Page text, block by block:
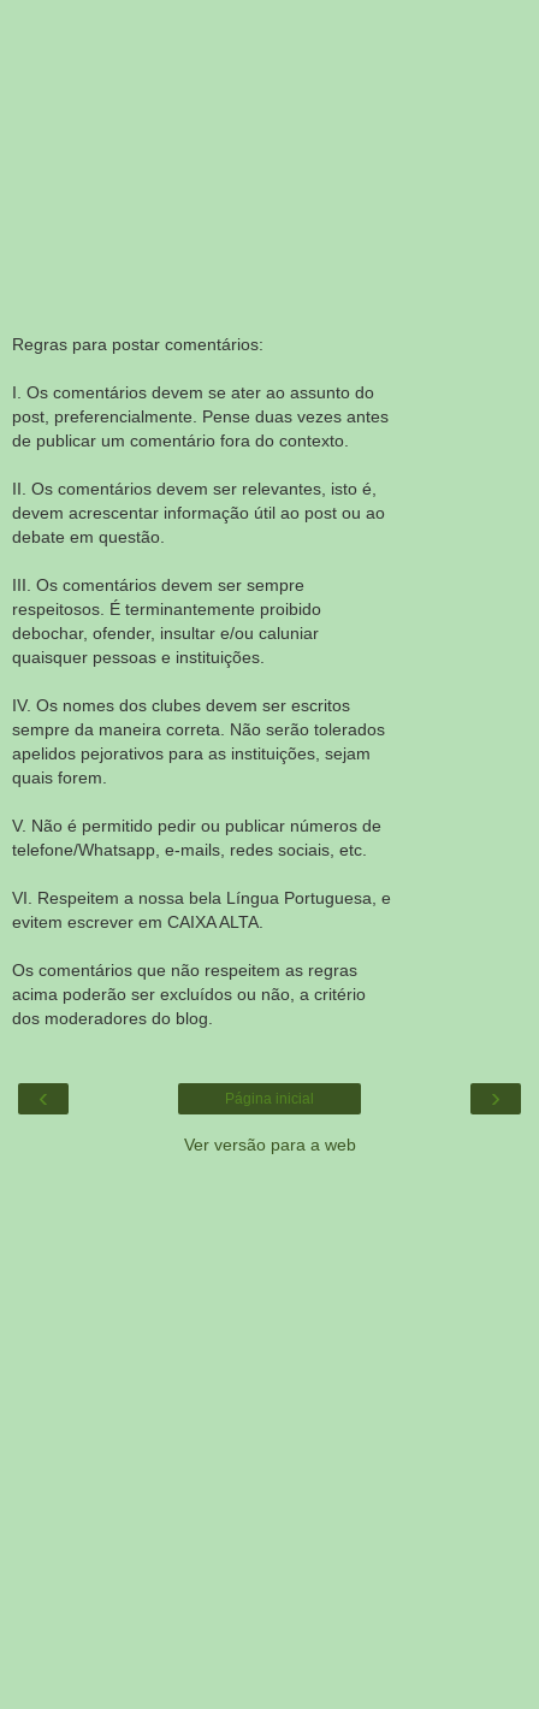
Regras para postar comentários:
I. Os comentários devem se ater ao assunto do
post, preferencialmente. Pense duas vezes antes
de publicar um comentário fora do contexto.
II. Os comentários devem ser relevantes, isto é,
devem acrescentar informação útil ao post ou ao
debate em questão.
III. Os comentários devem ser sempre
respeitosos. É terminantemente proibido
debochar, ofender, insultar e/ou caluniar
quaisquer pessoas e instituições.
IV. Os nomes dos clubes devem ser escritos
sempre da maneira correta. Não serão tolerados
apelidos pejorativos para as instituições, sejam
quais forem.
V. Não é permitido pedir ou publicar números de
telefone/Whatsapp, e-mails, redes sociais, etc.
VI. Respeitem a nossa bela Língua Portuguesa, e
evitem escrever em CAIXA ALTA.
Os comentários que não respeitem as regras
acima poderão ser excluídos ou não, a critério
dos moderadores do blog.
‹ ›
Página inicial
Ver versão para a web